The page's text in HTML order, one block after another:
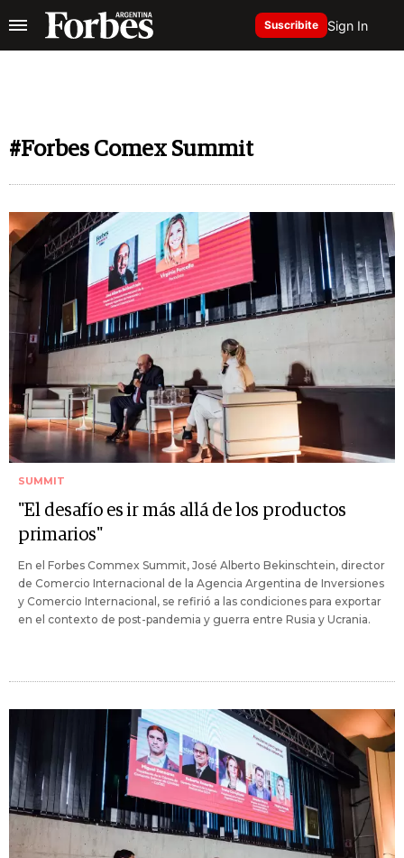
Suscribite Sign In
#Forbes Comex Summit
SUMMIT
"El desafío es ir más allá de los productos
primarios"
En el Forbes Commex Summit, José Alberto Bekinschtein, director
de Comercio Internacional de la Agencia Argentina de Inversiones
y Comercio Internacional, se refirió a las condiciones para exportar
en el contexto de post-pandemia y guerra entre Rusia y Ucrania.